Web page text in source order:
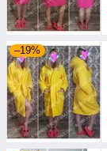
–19%